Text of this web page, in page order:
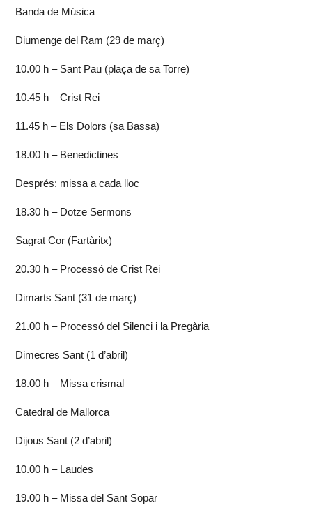
Banda de Música
Diumenge del Ram (29 de març)
10.00 h – Sant Pau (plaça de sa Torre)
10.45 h – Crist Rei
11.45 h – Els Dolors (sa Bassa)
18.00 h – Benedictines
Després: missa a cada lloc
18.30 h – Dotze Sermons
Sagrat Cor (Fartàritx)
20.30 h – Processó de Crist Rei
Dimarts Sant (31 de març)
21.00 h – Processó del Silenci i la Pregària
Dimecres Sant (1 d’abril)
18.00 h – Missa crismal
Catedral de Mallorca
Dijous Sant (2 d’abril)
10.00 h – Laudes
19.00 h – Missa del Sant Sopar